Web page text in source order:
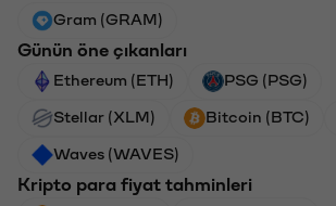
Gram (GRAM)
Günün öne çıkanları
Ethereum (ETH) PSG (PSG)
Stellar (XLM) Bitcoin (BTC)
Waves (WAVES)
Kripto para fiyat tahminleri